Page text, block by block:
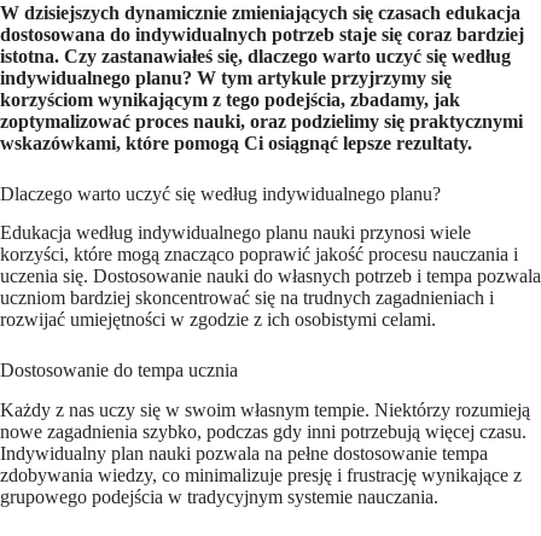
W dzisiejszych dynamicznie zmieniających się czasach edukacja
dostosowana do indywidualnych potrzeb staje się coraz bardziej
istotna. Czy zastanawiałeś się, dlaczego warto uczyć się według
indywidualnego planu? W tym artykule przyjrzymy się
korzyściom wynikającym z tego podejścia, zbadamy, jak
zoptymalizować proces nauki, oraz podzielimy się praktycznymi
wskazówkami, które pomogą Ci osiągnąć lepsze rezultaty.
Dlaczego warto uczyć się według indywidualnego planu?
Edukacja według indywidualnego planu nauki przynosi wiele
korzyści, które mogą znacząco poprawić jakość procesu nauczania i
uczenia się. Dostosowanie nauki do własnych potrzeb i tempa pozwala
uczniom bardziej skoncentrować się na trudnych zagadnieniach i
rozwijać umiejętności w zgodzie z ich osobistymi celami.
Dostosowanie do tempa ucznia
Każdy z nas uczy się w swoim własnym tempie. Niektórzy rozumieją
nowe zagadnienia szybko, podczas gdy inni potrzebują więcej czasu.
Indywidualny plan nauki pozwala na pełne dostosowanie tempa
zdobywania wiedzy, co minimalizuje presję i frustrację wynikające z
grupowego podejścia w tradycyjnym systemie nauczania.